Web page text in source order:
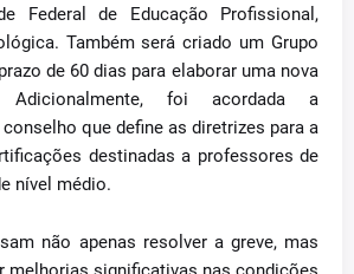
Federal de Educação Profissional,
Também será criado um Grupo
de 60 dias para elaborar uma nova
Adicionalmente, foi acordada a
que define as diretrizes para a
destinadas a professores de
nível médio.
não apenas resolver a greve, mas